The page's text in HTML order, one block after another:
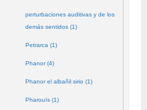
perturbaciones auditivas y de los
demás sentidos (1)
Petrarca (1)
Phanor (4)
Phanor el albañil sirio (1)
Pharouïs (1)